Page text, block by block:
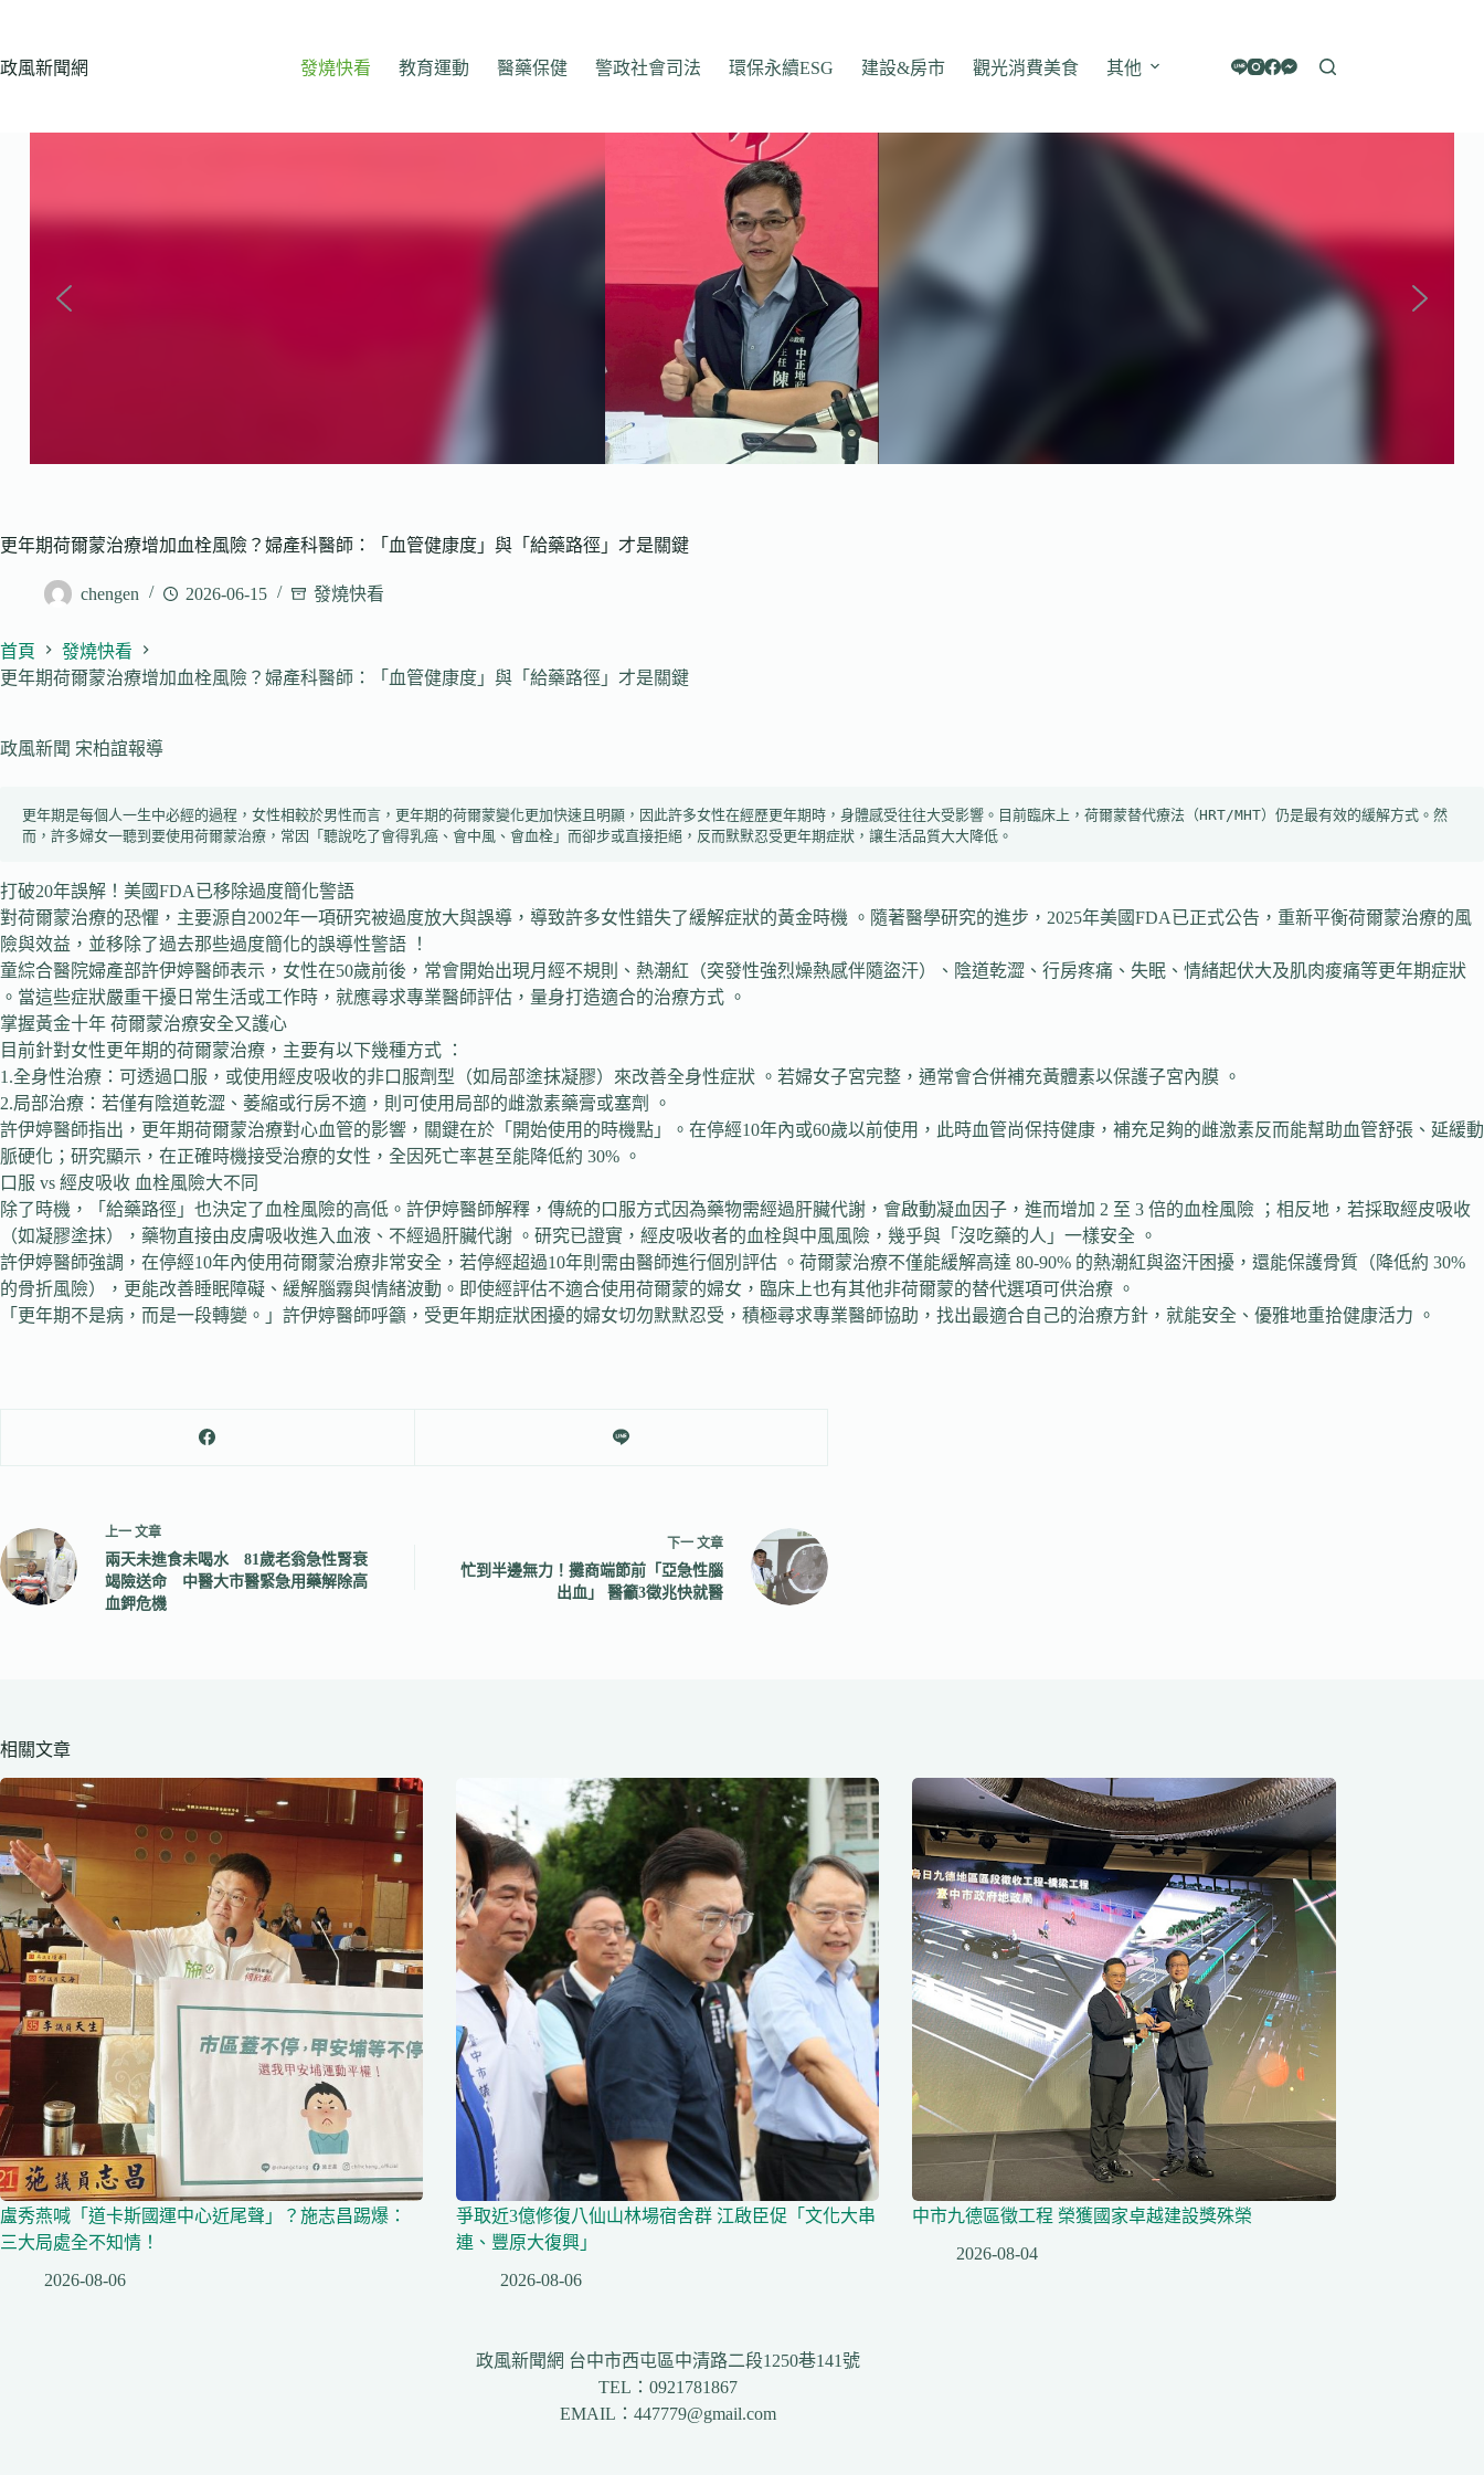
主
政風新聞網 發燒快看 教育運動 醫藥保健 警政社會司法 環保永續ESG 建設&房市 觀光消費美食 其他
更年期荷爾蒙治療增加血栓風險？婦產科醫師：「血管健康度」與「給藥路徑」才是關鍵
chengen 2026-06-15 發燒快看
首頁
發燒快看
更年期荷爾蒙治療增加血栓風險？婦產科醫師：「血管健康度」與「給藥路徑」才是關鍵
政風新聞 宋柏誼報導
更年期是每個人一生中必經的過程，女性相較於男性而言，更年期的荷爾蒙變化更加快速且明顯，因此許多女性在經歷更年期時，身體感受往往大受影響。目前臨床上，荷爾蒙替代療法（HRT/MHT）仍是最有效的緩解方式。然
而，許多婦女一聽到要使用荷爾蒙治療，常因「聽說吃了會得乳癌、會中風、會血栓」而卻步或直接拒絕，反而默默忍受更年期症狀，讓生活品質大大降低。
打破20年誤解！美國FDA已移除過度簡化警語
對荷爾蒙治療的恐懼，主要源自2002年一項研究被過度放大與誤導，導致許多女性錯失了緩解症狀的黃金時機 。隨著醫學研究的進步，2025年美國FDA已正式公告，重新平衡荷爾蒙治療的風
險與效益，並移除了過去那些過度簡化的誤導性警語 ！
童綜合醫院婦產部許伊婷醫師表示，女性在50歲前後，常會開始出現月經不規則、熱潮紅（突發性強烈燥熱感伴隨盜汗）、陰道乾澀、行房疼痛、失眠、情緒起伏大及肌肉痠痛等更年期症狀
。當這些症狀嚴重干擾日常生活或工作時，就應尋求專業醫師評估，量身打造適合的治療方式 。
掌握黃金十年 荷爾蒙治療安全又護心
目前針對女性更年期的荷爾蒙治療，主要有以下幾種方式 ：
1.全身性治療：可透過口服，或使用經皮吸收的非口服劑型（如局部塗抹凝膠）來改善全身性症狀 。若婦女子宮完整，通常會合併補充黃體素以保護子宮內膜 。
2.局部治療：若僅有陰道乾澀、萎縮或行房不適，則可使用局部的雌激素藥膏或塞劑 。
許伊婷醫師指出，更年期荷爾蒙治療對心血管的影響，關鍵在於「開始使用的時機點」。在停經10年內或60歲以前使用，此時血管尚保持健康，補充足夠的雌激素反而能幫助血管舒張、延緩動
脈硬化；研究顯示，在正確時機接受治療的女性，全因死亡率甚至能降低約 30% 。
口服 vs 經皮吸收 血栓風險大不同
除了時機，「給藥路徑」也決定了血栓風險的高低。許伊婷醫師解釋，傳統的口服方式因為藥物需經過肝臟代謝，會啟動凝血因子，進而增加 2 至 3 倍的血栓風險 ；相反地，若採取經皮吸收
（如凝膠塗抹），藥物直接由皮膚吸收進入血液、不經過肝臟代謝 。研究已證實，經皮吸收者的血栓與中風風險，幾乎與「沒吃藥的人」一樣安全 。
許伊婷醫師強調，在停經10年內使用荷爾蒙治療非常安全，若停經超過10年則需由醫師進行個別評估 。荷爾蒙治療不僅能緩解高達 80-90% 的熱潮紅與盜汗困擾，還能保護骨質（降低約 30%
的骨折風險），更能改善睡眠障礙、緩解腦霧與情緒波動。即使經評估不適合使用荷爾蒙的婦女，臨床上也有其他非荷爾蒙的替代選項可供治療 。
「更年期不是病，而是一段轉變。」許伊婷醫師呼籲，受更年期症狀困擾的婦女切勿默默忍受，積極尋求專業醫師協助，找出最適合自己的治療方針，就能安全、優雅地重拾健康活力 。
上一 文章
兩天未進食未喝水 81歲老翁急性腎衰
竭險送命 中醫大市醫緊急用藥解除高
血鉀危機
下一 文章
忙到半邊無力！攤商端節前「亞急性腦
出血」 醫籲3徵兆快就醫
相關文章
盧秀燕喊「道卡斯國運中心近尾聲」？施志昌踢爆：
三大局處全不知情！
2026-08-06
爭取近3億修復八仙山林場宿舍群 江啟臣促「文化大串
連、豐原大復興」
2026-08-06
中市九德區徵工程 榮獲國家卓越建設獎殊榮
2026-08-04
政風新聞網 台中市西屯區中清路二段1250巷141號
TEL：0921781867
EMAIL：447779@gmail.com